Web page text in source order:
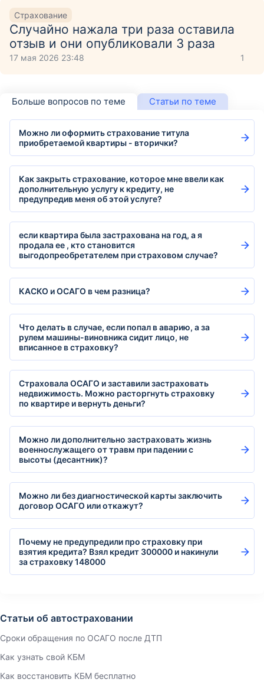
Страхование
Случайно нажала три раза оставила
отзыв и они опубликовали 3 раза
17 мая 2026 23:48 1
Больше вопросов по теме Статьи по теме
Можно ли оформить страхование титула
приобретаемой квартиры - вторички?
Как закрыть страхование, которое мне ввели как
дополнительную услугу к кредиту, не
предупредив меня об этой услуге?
если квартира была застрахована на год, а я
продала ее , кто становится
выгодопреобретателем при страховом случае?
КАСКО и ОСАГО в чем разница?
Что делать в случае, если попал в аварию, а за
рулем машины-виновника сидит лицо, не
вписанное в страховку?
Страховала ОСАГО и заставили застраховать
недвижимость. Можно расторгнуть страховку
по квартире и вернуть деньги?
Можно ли дополнительно застраховать жизнь
военнослужащего от травм при падении с
высоты (десантник)?
Можно ли без диагностической карты заключить
договор ОСАГО или откажут?
Почему не предупредили про страховку при
взятия кредита? Взял кредит 300000 и накинули
за страховку 148000
Статьи об автостраховании
Сроки обращения по ОСАГО после ДТП
Как узнать свой КБМ
Как восстановить КБМ бесплатно